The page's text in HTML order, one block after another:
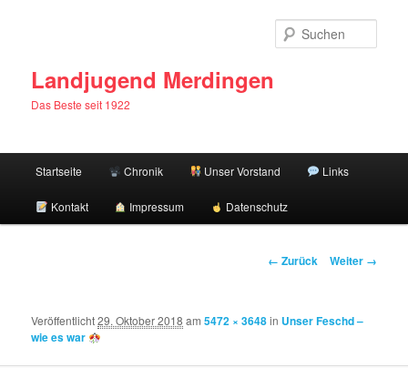
Landjugend Merdingen
Das Beste seit 1922
Startseite Chronik Unser Vorstand Links
Kontakt Impressum Datenschutz
Bilder-
← Zurück Weiter →
Veröffentlicht29. Oktober 2018 am5472 × 3648in Unser Feschd –
wie es war